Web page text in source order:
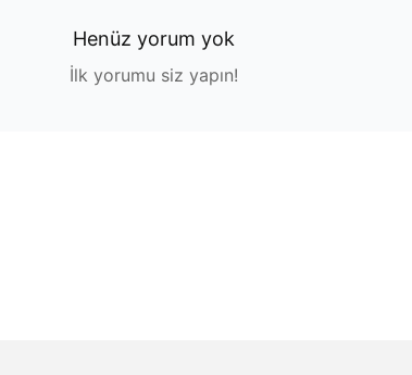
Henüz yorum yok
İlk yorumu siz yapın!